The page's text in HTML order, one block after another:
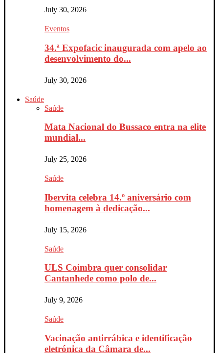
July 30, 2026
Eventos
34.ª Expofacic inaugurada com apelo ao
desenvolvimento do...
July 30, 2026
Saúde
Saúde
Mata Nacional do Bussaco entra na elite
mundial...
July 25, 2026
Saúde
Ibervita celebra 14.º aniversário com
homenagem à dedicação...
July 15, 2026
Saúde
ULS Coimbra quer consolidar
Cantanhede como polo de...
July 9, 2026
Saúde
Vacinação antirrábica e identificação
eletrónica da Câmara de...